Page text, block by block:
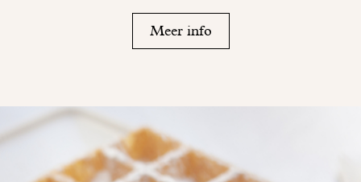
Meer info